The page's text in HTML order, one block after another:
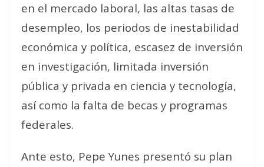
en el mercado laboral, las altas tasas de
desempleo, los periodos de inestabilidad
económica y política, escasez de inversión
en investigación, limitada inversión
pública y privada en ciencia y tecnología,
así como la falta de becas y programas
federales.
Ante esto, Pepe Yunes presentó su plan